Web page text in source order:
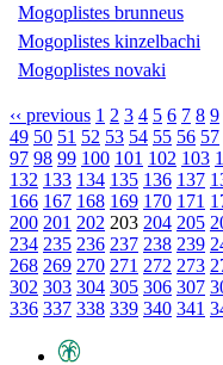
Mogoplistes brunneus
Mogoplistes kinzelbachi
Mogoplistes novaki
‹‹ previous 1 2 3 4 5 6 7 8 9
49 50 51 52 53 54 55 56 57
97 98 99 100 101 102 103
132 133 134 135 136 137
166 167 168 169 170 171
200 201 202 203 204 205
234 235 236 237 238 239
268 269 270 271 272 273
302 303 304 305 306 307
336 337 338 339 340 341